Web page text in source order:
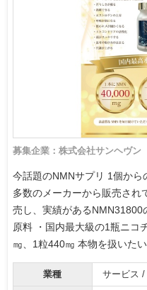
募集企業：株式会社サンヘヴン
今話題のNMNサプリ 1個から
多数のメーカーから販売され
売し、実績があるNMN31800
原料 ・国内最大級の1瓶ニコ
㎎、1粒440㎎ 本物を扱いた
業種 サービス /